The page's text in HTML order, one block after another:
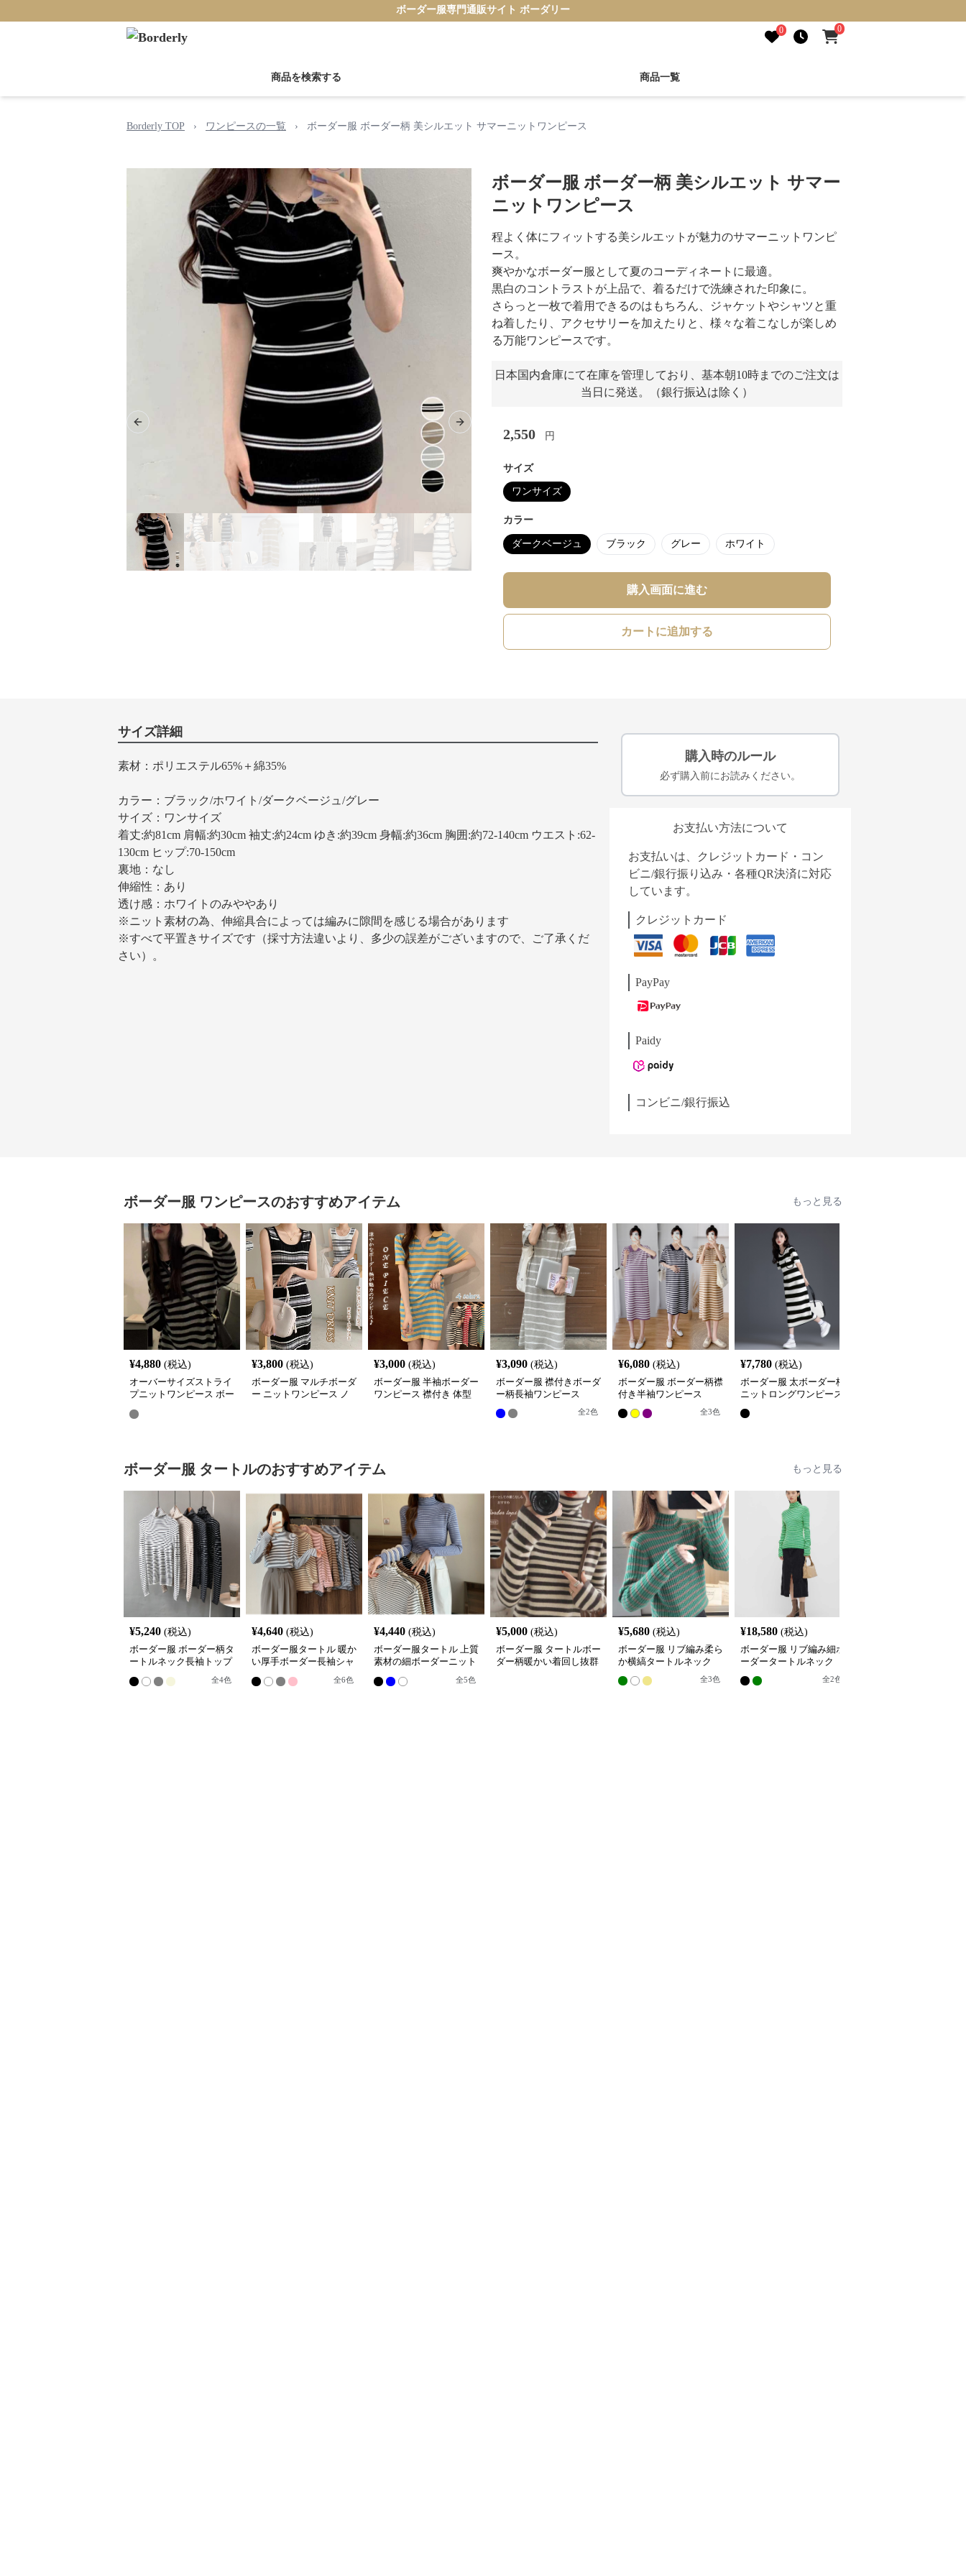
ボーダー服専門通販サイト ボーダリー
0 0
商品を検索する 商品一覧
Borderly TOP › ワンピースの一覧 › ボーダー服 ボーダー柄 美シルエット サマーニットワンピース
Previous slide Next slide
ボーダー服 ボーダー柄 美シルエット サマー
ニットワンピース
程よく体にフィットする美シルエットが魅力のサマーニットワンピ
ース。
爽やかなボーダー服として夏のコーディネートに最適。
黒白のコントラストが上品で、着るだけで洗練された印象に。
さらっと一枚で着用できるのはもちろん、ジャケットやシャツと重
ね着したり、アクセサリーを加えたりと、様々な着こなしが楽しめ
る万能ワンピースです。
日本国内倉庫にて在庫を管理しており、基本朝10時までのご注文は
当日に発送。（銀行振込は除く）
2,550 円
サイズ
ワンサイズ
カラー
ダークベージュ ブラック グレー ホワイト
購入画面に進む
カートに追加する
サイズ詳細
素材：ポリエステル65%＋綿35%
カラー：ブラック/ホワイト/ダークベージュ/グレー
サイズ：ワンサイズ
着丈:約81cm 肩幅:約30cm 袖丈:約24cm ゆき:約39cm 身幅:約36cm 胸囲:約72-140cm ウエスト:62-
130cm ヒップ:70-150cm
裏地：なし
伸縮性：あり
透け感：ホワイトのみややあり
※ニット素材の為、伸縮具合によっては編みに隙間を感じる場合があります
※すべて平置きサイズです（採寸方法違いより、多少の誤差がございますので、ご了承くだ
さい）。
購入時のルール
必ず購入前にお読みください。
お支払い方法について
お支払いは、クレジットカード・コン
ビニ/銀行振り込み・各種QR決済に対応
しています。
クレジットカード
PayPay
Paidy
コンビニ/銀行振込
ボーダー服 ワンピースのおすすめアイテム もっと見る
¥4,880 (税込)
オーバーサイズストライ
プニットワンピース ボー
¥3,800 (税込)
ボーダー服 マルチボーダ
ー ニットワンピース ノ
¥3,000 (税込)
ボーダー服 半袖ボーダー
ワンピース 襟付き 体型
¥3,090 (税込)
ボーダー服 襟付きボーダ
ー柄長袖ワンピース
全2色
¥6,080 (税込)
ボーダー服 ボーダー柄襟
付き半袖ワンピース
全3色
¥7,780 (税込)
ボーダー服 太ボーダー柄
ニットロングワンピース
ボーダー服 タートルのおすすめアイテム もっと見る
¥5,240 (税込)
ボーダー服 ボーダー柄タ
ートルネック長袖トップ
全4色
¥4,640 (税込)
ボーダー服タートル 暖か
い厚手ボーダー長袖シャ
全6色
¥4,440 (税込)
ボーダー服タートル 上質
素材の細ボーダーニット
全5色
¥5,000 (税込)
ボーダー服 タートルボー
ダー柄暖かい着回し抜群
¥5,680 (税込)
ボーダー服 リブ編み柔ら
か横縞タートルネック
全3色
¥18,580 (税込)
ボーダー服 リブ編み細ボ
ーダータートルネック
全2色